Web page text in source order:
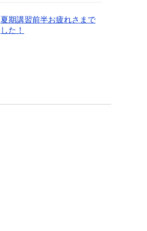
夏期講習前半お疲れさまで
した！